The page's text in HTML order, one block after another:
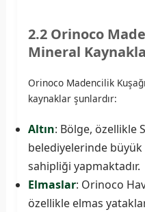
2.2 Orinoco
Mineral
Orinoco Madencilik
kaynaklar şunlardır:
Altın: Bölge, özellikle
belediyelerinde büyük
sahipliği yapmaktadır.
Elmaslar: Orinoco
özellikle elmas